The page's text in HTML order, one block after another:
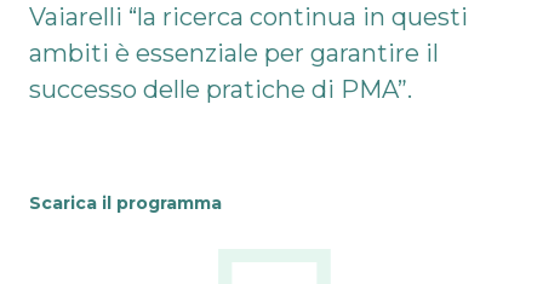
Vaiarelli “la ricerca continua in questi
ambiti è essenziale per garantire il
successo delle pratiche di PMA”.
Scarica il programma